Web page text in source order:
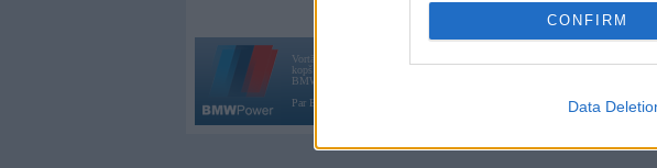
Opted Out
CONFIRM
Data
Vortāls BMWPower.lv darbojas
kopš 2002. gada 14. maija. Tas nav auto klubs un nav saistīts ar
BMW AG.
Par BMWPower